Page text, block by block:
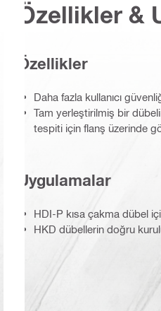
Özellikler &
Özellikler
Daha fazla kullanıcı
Tam yerleştirilmiş bir
tespiti için flanş üzerinde
Uygulamalar
HDI-P kısa çakma dübel
HKD dübellerin doğru